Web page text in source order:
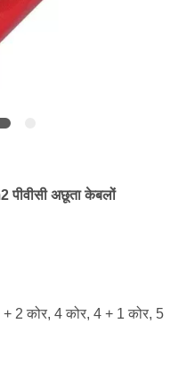
अछूता केबलों
2 कोर, 4 कोर, 4 + 1 कोर, 5